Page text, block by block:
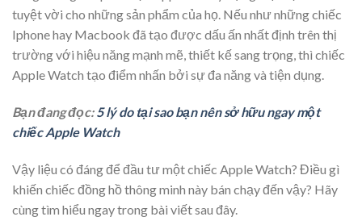
tuyệt vời cho những sản phẩm của họ. Nếu như những chiếc
Iphone hay Macbook đã tạo được dấu ấn nhất định trên thị
trường với hiệu năng mạnh mẽ, thiết kế sang trọng, thì chiếc
Apple Watch tạo điểm nhấn bởi sự đa năng và tiện dụng.
Bạn đang đọc:5 lý do tại sao bạn nên sở hữu ngay một
chiếc Apple Watch
Vậy liệu có đáng để đầu tư một chiếc Apple Watch? Điều gì
khiến chiếc đồng hồ thông minh này bán chạy đến vậy? Hãy
cùng tìm hiểu ngay trong bài viết sau đây.